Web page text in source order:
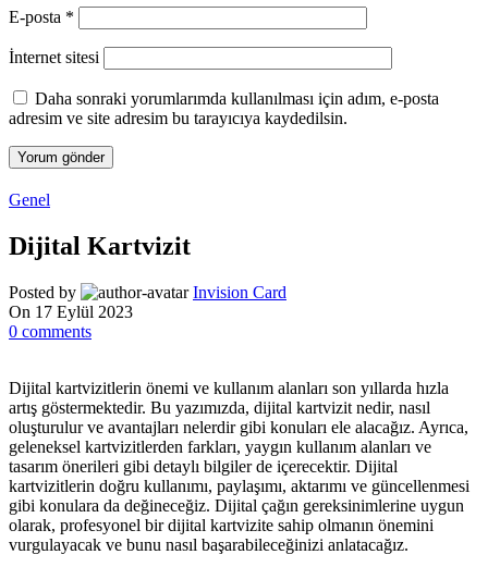
E-posta *
İnternet sitesi
Daha sonraki yorumlarımda kullanılması için adım, e-posta
adresim ve site adresim bu tarayıcıya kaydedilsin.
Genel
Dijital Kartvizit
Posted by
Invision Card
On 17 Eylül 2023
0 comments
Dijital kartvizitlerin önemi ve kullanım alanları son yıllarda hızla
artış göstermektedir. Bu yazımızda, dijital kartvizit nedir, nasıl
oluşturulur ve avantajları nelerdir gibi konuları ele alacağız. Ayrıca,
geleneksel kartvizitlerden farkları, yaygın kullanım alanları ve
tasarım önerileri gibi detaylı bilgiler de içerecektir. Dijital
kartvizitlerin doğru kullanımı, paylaşımı, aktarımı ve güncellenmesi
gibi konulara da değineceğiz. Dijital çağın gereksinimlerine uygun
olarak, profesyonel bir dijital kartvizite sahip olmanın önemini
vurgulayacak ve bunu nasıl başarabileceğinizi anlatacağız.